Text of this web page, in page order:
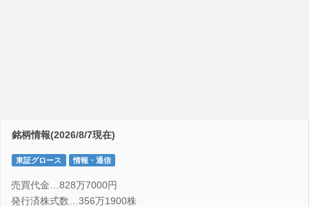
銘柄情報(2026/8/7現在)
東証グロース 情報・通信
売買代金…828万7000円
発行済株式数…356万1900株